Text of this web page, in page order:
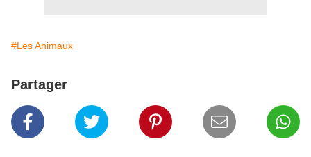
#Les Animaux
Partager